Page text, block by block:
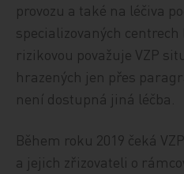
provozu a také na léčiva
specializovaných
rizikovou považuje VZP
hrazených jen přes
není dostupná jiná léčba.
Během roku 2019 čeká
a jejich zřizovateli o